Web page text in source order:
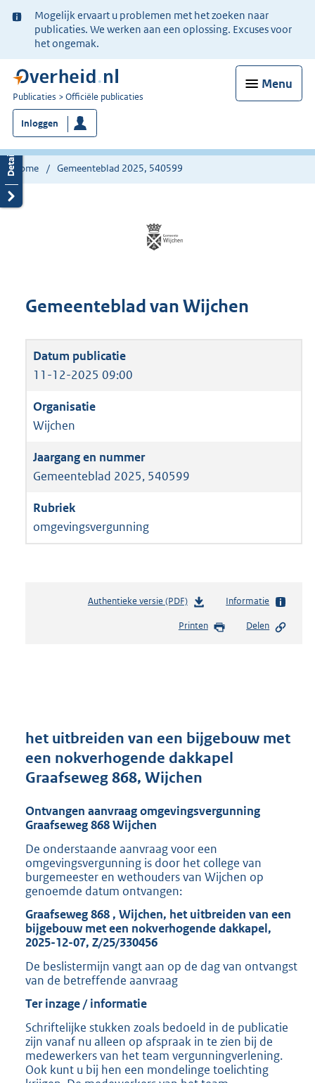
Ter
informatie:
Mogelijk ervaart u problemen met het zoeken naar
publicaties. We werken aan een oplossing. Excuses voor
het ongemak.
Menu
U
bent
nu
hier:
Publicaties Officiële publicaties
Inloggen
Home Gemeenteblad 2025, 540599
Gemeenteblad van Wijchen
11-12-2025 09:00
Wijchen
Gemeenteblad 2025, 540599
omgevingsvergunning
Authentieke versie (PDF)b
s
r
o
t
e
1
6
K
Informatie
Printen Delen
het uitbreiden van een bijgebouw met
een nokverhogende dakkapel
Graafseweg 868, Wijchen
Ontvangen aanvraag omgevingsvergunning
Graafseweg 868 Wijchen
De onderstaande aanvraag voor een
omgevingsvergunning is door het college van
burgemeester en wethouders van Wijchen op
genoemde datum ontvangen:
Graafseweg 868 , Wijchen, het uitbreiden van een
bijgebouw met een nokverhogende dakkapel,
2025-12-07, Z/25/330456
De beslistermijn vangt aan op de dag van ontvangst
van de betreffende aanvraag
Ter inzage / informatie
Schriftelijke stukken zoals bedoeld in de publicatie
zijn vanaf nu alleen op afspraak in te zien bij de
medewerkers van het team vergunningverlening.
Ook kunt u bij hen een mondelinge toelichting